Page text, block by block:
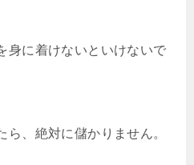
身に着けないといけないで
、絶対に儲かりません。